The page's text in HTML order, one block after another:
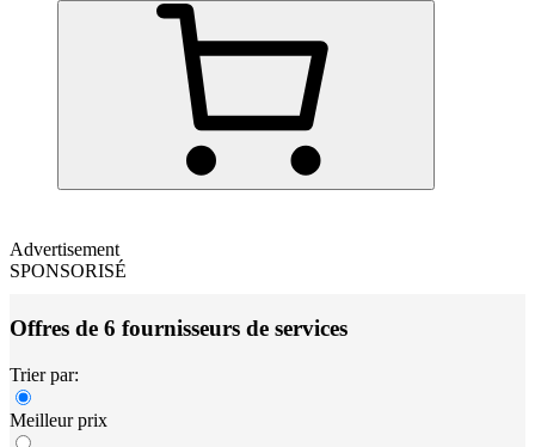
Advertisement
SPONSORISÉ
Offres de 6 fournisseurs de services
Trier par:
Meilleur prix